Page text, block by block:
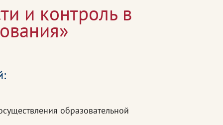
и контроль в
образовательной